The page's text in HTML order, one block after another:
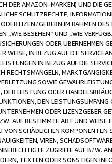
DER AMAZON-MARKEN) UND DIE
SCHUTZRECHTE,
LIZENZGEBERN IM RAHMEN
„WIE BESEHEN“ UND „WIE
ODER ÜBERNEHMEN
WEISE, IN BEZUG AUF DIE
IN BEZUG AUF DIE
RECHTSMÄNGELN,
SOWIE
DER LEISTUNG ODER
DEN
ODER LIZENZGEBER
AUF BESTIMMTE ART UND
VON SCHÄDLICHEN
VIREN,
ZUGRIFFE AUF BZW.
TEXTEN ODER SONSTIGEN